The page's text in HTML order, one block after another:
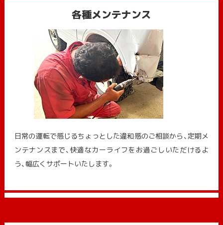
各種メンテナンス
日常の運転で感じるちょっとした違和感のご相談から、定期メ
ンテナンスまで、快適なカーライフをお過ごしいただけるよ
う、幅広くサポートいたします。